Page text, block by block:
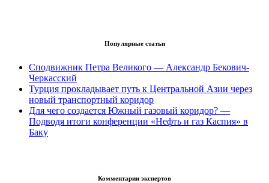
Популярные статьи
Сподвижник Петра Великого — Александр Бекович-
Черкасский
Турция прокладывает путь к Центральной Азии через
новый транспортный коридор
Для чего создается Южный газовый коридор? —
Подводя итоги конференции «Нефть и газ Каспия» в
Баку
Комментарии экспертов